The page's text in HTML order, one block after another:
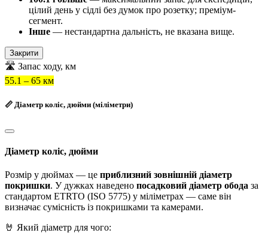
цілий день у сідлі без думок про розетку; преміум-
сегмент.
Інше — нестандартна дальність, не вказана вище.
Закрити
🛣️ Запас ходу, км
55.1 – 65 км
📏 Діаметр коліс, дюйми (міліметри)
Діаметр коліс, дюйми
Розмір у дюймах — це приблизний зовнішній діаметр
покришки. У дужках наведено посадковий діаметр обода за
стандартом ETRTO (ISO 5775) у міліметрах — саме він
визначає сумісність із покришками та камерами.
🤘 Який діаметр для чого: